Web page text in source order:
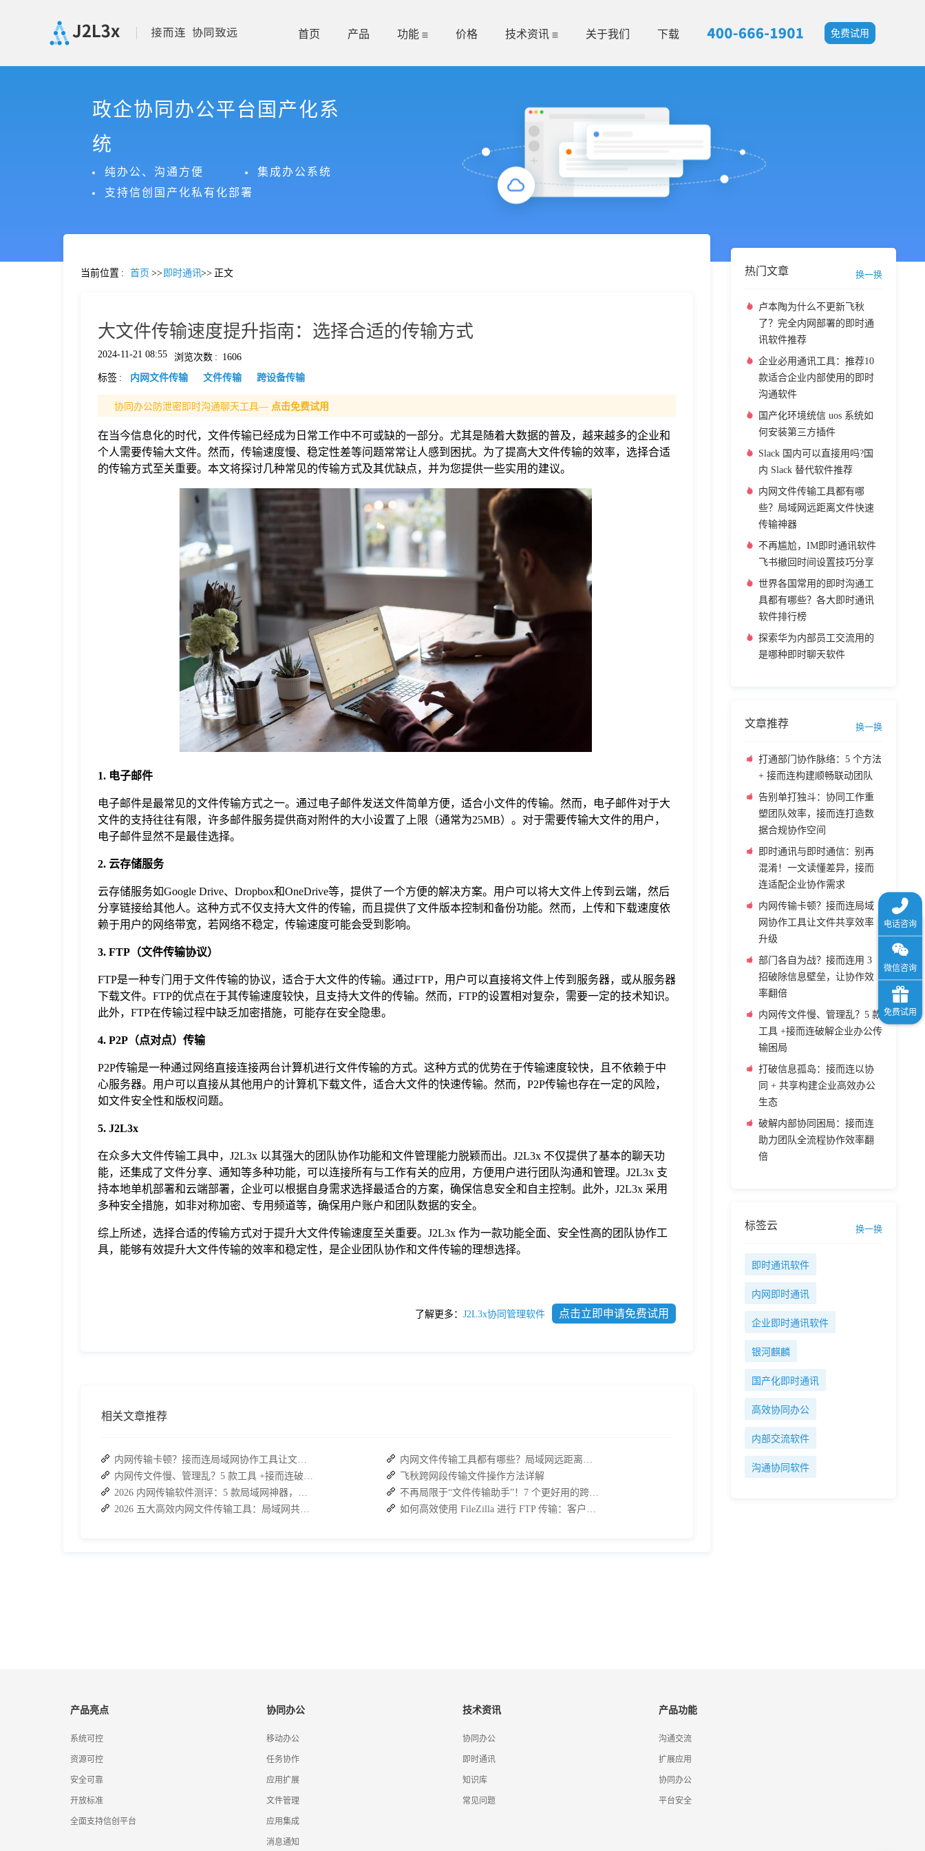
首页 产品 功能 价格 技术资讯 关于我们 下载 免费试用
政企协同办公平台国产化系
统
纯办公、沟通方便
集成办公系统
支持信创国产化私有化部署
当前位置 : 首页 >> 即时通讯>> 正文
大文件传输速度提升指南：选择合适的传输方式
2024-11-21 08:55 浏览次数 : 1606
标签 : 内网文件传输 文件传输 跨设备传输
协同办公防泄密即时沟通聊天工具— 点击免费试用
在当今信息化的时代，文件传输已经成为日常工作中不可或缺的一部分。尤其是随着大数据的普及，越来越多的企业和
个人需要传输大文件。然而，传输速度慢、稳定性差等问题常常让人感到困扰。为了提高大文件传输的效率，选择合适
的传输方式至关重要。本文将探讨几种常见的传输方式及其优缺点，并为您提供一些实用的建议。
1. 电子邮件
电子邮件是最常见的文件传输方式之一。通过电子邮件发送文件简单方便，适合小文件的传输。然而，电子邮件对于大
文件的支持往往有限，许多邮件服务提供商对附件的大小设置了上限（通常为25MB）。对于需要传输大文件的用户，
电子邮件显然不是最佳选择。
2. 云存储服务
云存储服务如Google Drive、Dropbox和OneDrive等，提供了一个方便的解决方案。用户可以将大文件上传到云端，然后
分享链接给其他人。这种方式不仅支持大文件的传输，而且提供了文件版本控制和备份功能。然而，上传和下载速度依
赖于用户的网络带宽，若网络不稳定，传输速度可能会受到影响。
3. FTP（文件传输协议）
FTP是一种专门用于文件传输的协议，适合于大文件的传输。通过FTP，用户可以直接将文件上传到服务器，或从服务器
下载文件。FTP的优点在于其传输速度较快，且支持大文件的传输。然而，FTP的设置相对复杂，需要一定的技术知识。
此外，FTP在传输过程中缺乏加密措施，可能存在安全隐患。
4. P2P（点对点）传输
P2P传输是一种通过网络直接连接两台计算机进行文件传输的方式。这种方式的优势在于传输速度较快，且不依赖于中
心服务器。用户可以直接从其他用户的计算机下载文件，适合大文件的快速传输。然而，P2P传输也存在一定的风险，
如文件安全性和版权问题。
5. J2L3x
在众多大文件传输工具中，J2L3x 以其强大的团队协作功能和文件管理能力脱颖而出。J2L3x 不仅提供了基本的聊天功
能，还集成了文件分享、通知等多种功能，可以连接所有与工作有关的应用，方便用户进行团队沟通和管理。J2L3x 支
持本地单机部署和云端部署，企业可以根据自身需求选择最适合的方案，确保信息安全和自主控制。此外，J2L3x 采用
多种安全措施，如非对称加密、专用频道等，确保用户账户和团队数据的安全。
综上所述，选择合适的传输方式对于提升大文件传输速度至关重要。J2L3x 作为一款功能全面、安全性高的团队协作工
具，能够有效提升大文件传输的效率和稳定性，是企业团队协作和文件传输的理想选择。
了解更多： J2L3x协同管理软件 点击立即申请免费试用
相关文章推荐
飞秋跨网段传输文件操作方法详解
热门文章 换一换
卢本陶为什么不更新飞秋
了？完全内网部署的即时通
讯软件推荐
企业必用通讯工具：推荐10
款适合企业内部使用的即时
沟通软件
国产化环境统信 uos 系统如
何安装第三方插件
Slack 国内可以直接用吗?国
内 Slack 替代软件推荐
内网文件传输工具都有哪
些？局域网远距离文件快速
传输神器
不再尴尬，IM即时通讯软件
飞书撤回时间设置技巧分享
世界各国常用的即时沟通工
具都有哪些？各大即时通讯
软件排行榜
探索华为内部员工交流用的
是哪种即时聊天软件
文章推荐 换一换
打通部门协作脉络：5 个方法
+ 接而连构建顺畅联动团队
告别单打独斗：协同工作重
塑团队效率，接而连打造数
据合规协作空间
即时通讯与即时通信：别再
混淆！一文读懂差异，接而
连适配企业协作需求
内网传输卡顿？接而连局域
网协作工具让文件共享效率
升级
部门各自为战？接而连用 3
招破除信息壁垒，让协作效
率翻倍
内网传文件慢、管理乱？5 款
工具 +接而连破解企业办公传
输困局
打破信息孤岛：接而连以协
同 + 共享构建企业高效办公
生态
破解内部协同困局：接而连
助力团队全流程协作效率翻
倍
标签云 换一换
即时通讯软件
内网即时通讯
企业即时通讯软件
银河麒麟
国产化即时通讯
高效协同办公
内部交流软件
沟通协同软件
产品亮点
系统可控
资源可控
安全可靠
开放标准
全面支持信创平台
协同办公
移动办公
任务协作
应用扩展
文件管理
应用集成
消息通知
技术资讯
协同办公
即时通讯
知识库
常见问题
产品功能
沟通交流
扩展应用
协同办公
平台安全